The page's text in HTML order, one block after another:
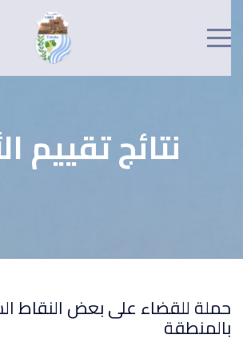
نتائج تقييم الأداء
على بعض النقاط السوداء